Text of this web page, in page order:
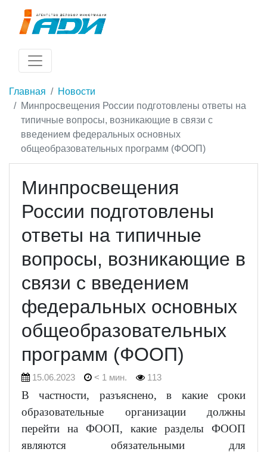
Главная
Новости
Минпросвещения России подготовлены ответы на
типичные вопросы, возникающие в связи с
введением федеральных основных
общеобразовательных программ (ФООП)
Минпросвещения
России подготовлены
ответы на типичные
вопросы, возникающие в
связи с введением
федеральных основных
общеобразовательных
программ (ФООП)
15.06.2023 < 1 мин. 113
В частности, разъяснено, в какие сроки
образовательные организации должны
перейти на ФООП, какие разделы ФООП
являются обязательными для